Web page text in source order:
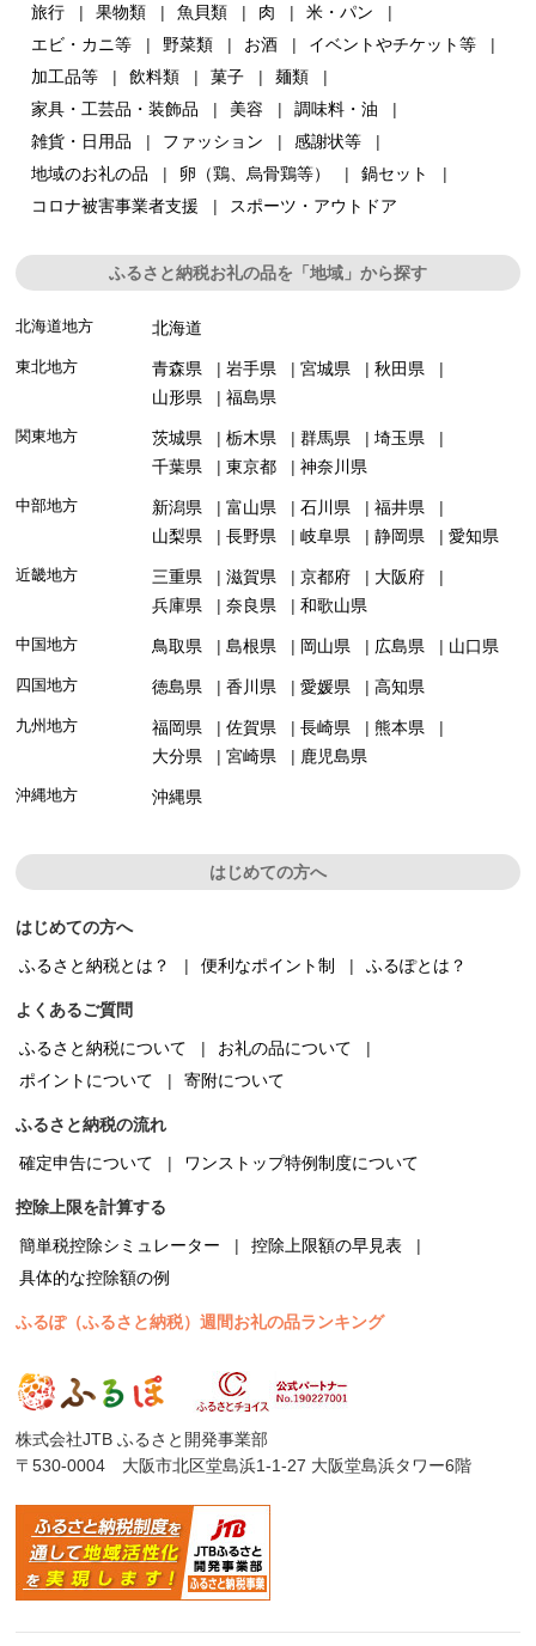
旅行 果物類 魚貝類 肉
米・パン
エビ・カニ等
野菜類 お酒
イベントやチケット等
加工品等
飲料類 菓子
麺類
家具・工芸品・装飾品
美容
調味料・油
雑貨・日用品
ファッション
感謝状等
地域のお礼の品
卵（鶏、烏骨鶏等）
鍋セット
コロナ被害事業者支援
スポーツ・アウトドア
ふるさと納税お礼の品を「地域」から探す
北海道地方 北海道
東北地方 青森県 岩手県 宮城県
秋田県
山形県
福島県
関東地方 茨城県 栃木県 群馬県
埼玉県
千葉県
東京都 神奈川県
中部地方 新潟県 富山県 石川県
福井県
山梨県
長野県 岐阜県 静岡県 愛知県
近畿地方 三重県 滋賀県 京都府
大阪府
兵庫県
奈良県 和歌山県
中国地方 鳥取県 島根県 岡山県 広島県 山口県
四国地方 徳島県 香川県 愛媛県 高知県
九州地方 福岡県 佐賀県 長崎県
熊本県
大分県
宮崎県 鹿児島県
沖縄地方 沖縄県
はじめての方へ
はじめての方へ
ふるさと納税とは？
便利なポイント制 ふるぽとは？
よくあるご質問
ふるさと納税について
お礼の品について
ポイントについて
寄附について
ふるさと納税の流れ
確定申告について
ワンストップ特例制度について
控除上限を計算する
簡単税控除シミュレーター
控除上限額の早見表
具体的な控除額の例
ふるぽ（ふるさと納税）週間お礼の品ランキング
株式会社JTB ふるさと開発事業部
〒530-0004 大阪市北区堂島浜1-1-27 大阪堂島浜タワー6階